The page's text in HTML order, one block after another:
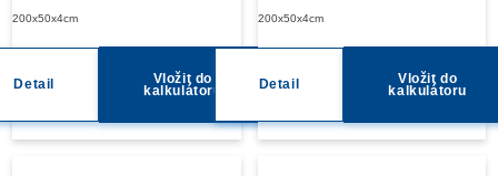
200x50x4cm
Detail
Vložit do
kalkulátoru
200x50x4cm
Detail
Vložit do
kalkulátoru